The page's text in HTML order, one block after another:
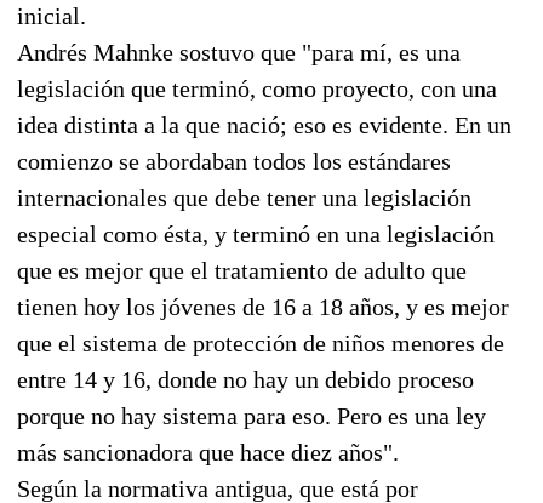
inicial.
Andrés Mahnke sostuvo que "para mí, es una
legislación que terminó, como proyecto, con una
idea distinta a la que nació; eso es evidente. En un
comienzo se abordaban todos los estándares
internacionales que debe tener una legislación
especial como ésta, y terminó en una legislación
que es mejor que el tratamiento de adulto que
tienen hoy los jóvenes de 16 a 18 años, y es mejor
que el sistema de protección de niños menores de
entre 14 y 16, donde no hay un debido proceso
porque no hay sistema para eso. Pero es una ley
más sancionadora que hace diez años".
Según la normativa antigua, que está por